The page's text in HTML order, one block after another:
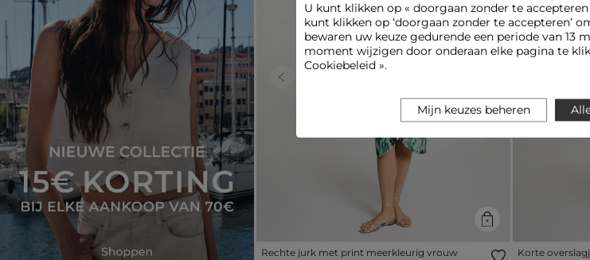
Previous
Rechte jurk met print meerkleurig vrouw Korte
U kunt klikken op « doorgaan zonder te accepteren
kunt klikken op ‘doorgaan zonder te accepteren’
bewaren uw keuze gedurende een periode van 13
moment wijzigen door onderaan elke pagina te
Cookiebeleid ».
Mijn keuzes beheren